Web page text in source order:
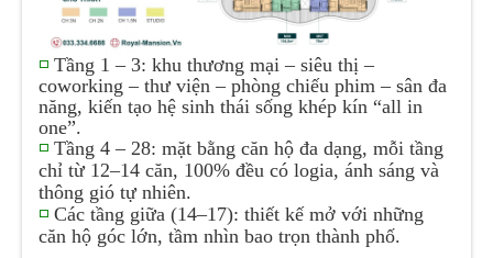
◽Tầng 1 – 3: khu thương mại – siêu thị –
coworking – thư viện – phòng chiếu phim – sân đa
năng, kiến tạo hệ sinh thái sống khép kín “all in
one”.
◽Tầng 4 – 28: mặt bằng căn hộ đa dạng, mỗi tầng
chỉ từ 12–14 căn, 100% đều có logia, ánh sáng và
thông gió tự nhiên.
◽Các tầng giữa (14–17): thiết kế mở với những
căn hộ góc lớn, tầm nhìn bao trọn thành phố.